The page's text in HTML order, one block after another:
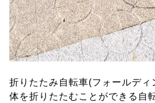
折りたたみ自転車(フォールディ
体を折りたたむことができる自